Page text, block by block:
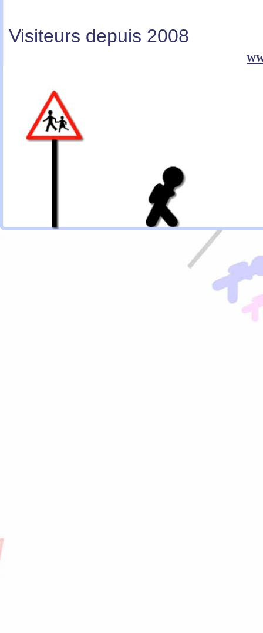
Visiteurs depuis 2008